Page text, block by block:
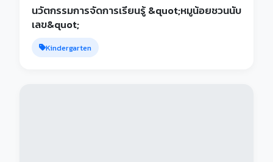
นวัตกรรมการจัดการเรียนรู้ &quot;หมูน้อยชวนนับ
เลข&quot;
Kindergarten